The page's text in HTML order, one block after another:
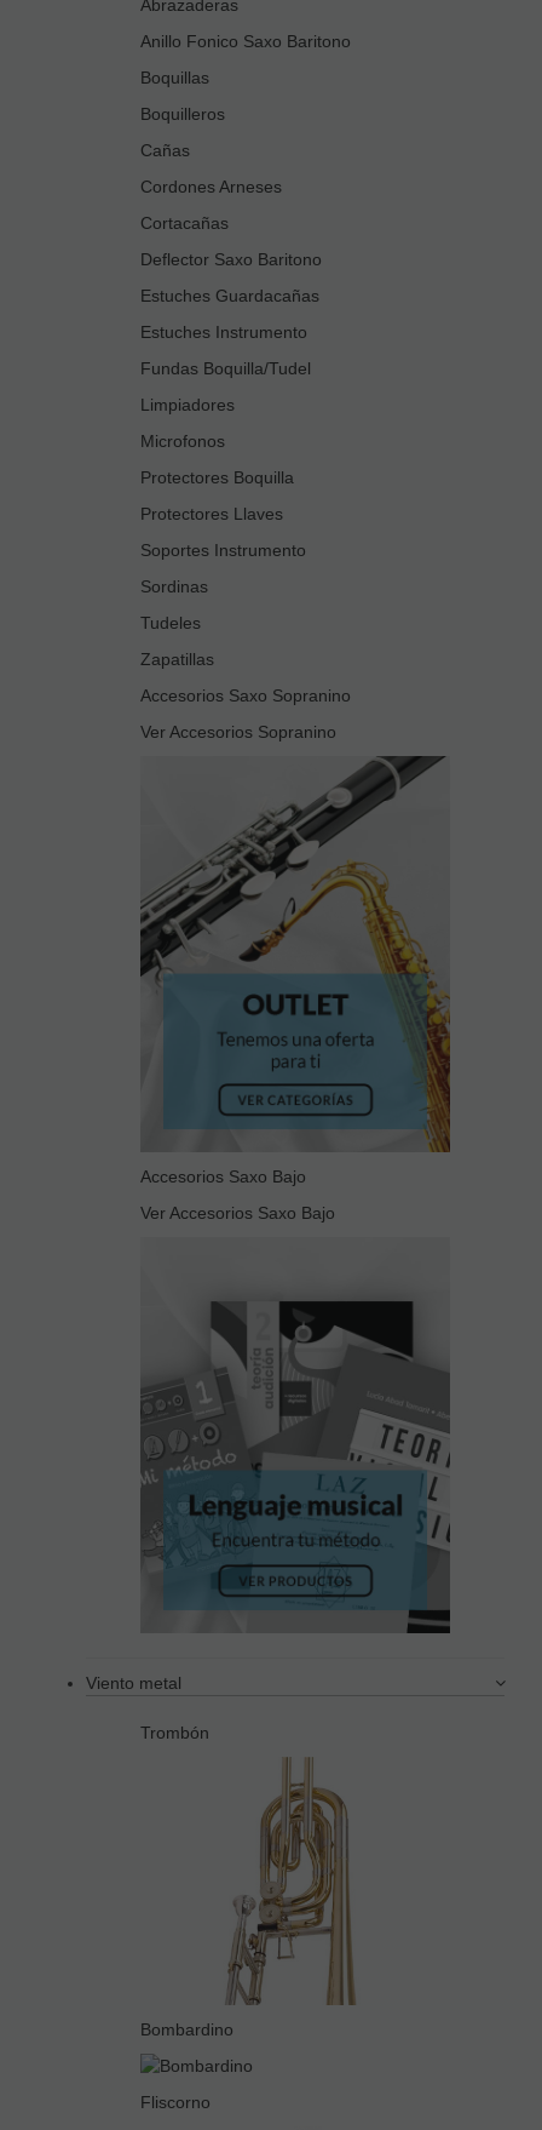
Abrazaderas
Anillo Fonico Saxo Baritono
Boquillas
Boquilleros
Cañas
Cordones Arneses
Cortacañas
Deflector Saxo Baritono
Estuches Guardacañas
Estuches Instrumento
Fundas Boquilla/Tudel
Limpiadores
Microfonos
Protectores Boquilla
Protectores Llaves
Soportes Instrumento
Sordinas
Tudeles
Zapatillas
Accesorios Saxo Sopranino
Ver Accesorios Sopranino
Accesorios Saxo Bajo
Ver Accesorios Saxo Bajo
Viento metal
Trombón
Bombardino
Fliscorno